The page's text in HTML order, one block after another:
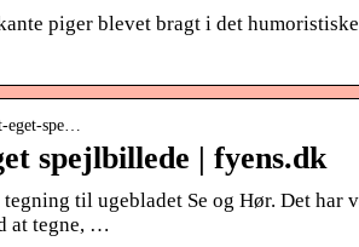
piger blevet bragt i det
spe…
spejlbillede | fyens.dk
til ugebladet Se og Hør. Det har
at tegne, …